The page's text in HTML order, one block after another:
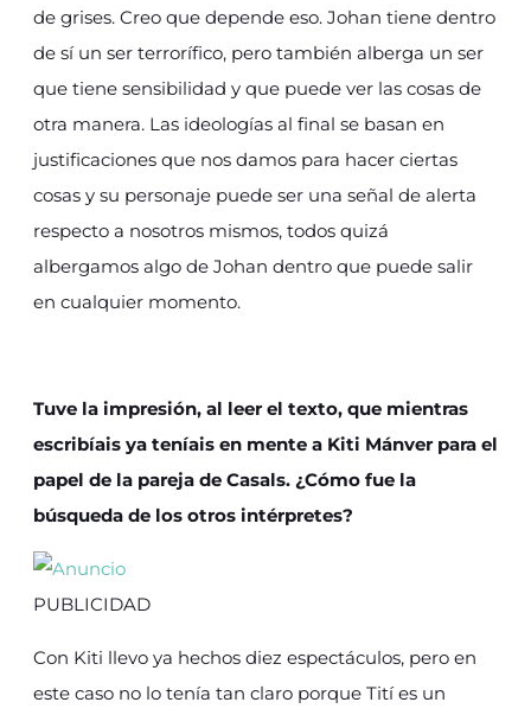
de grises. Creo que depende eso. Johan tiene dentro
de sí un ser terrorífico, pero también alberga un ser
que tiene sensibilidad y que puede ver las cosas de
otra manera. Las ideologías al final se basan en
justificaciones que nos damos para hacer ciertas
cosas y su personaje puede ser una señal de alerta
respecto a nosotros mismos, todos quizá
albergamos algo de Johan dentro que puede salir
en cualquier momento.
Tuve la impresión, al leer el texto, que mientras
escribíais ya teníais en mente a Kiti Mánver para el
papel de la pareja de Casals. ¿Cómo fue la
búsqueda de los otros intérpretes?
PUBLICIDAD
Con Kiti llevo ya hechos diez espectáculos, pero en
este caso no lo tenía tan claro porque Tití es un